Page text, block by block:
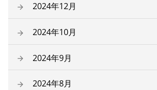
2024年12月
2024年10月
2024年9月
2024年8月